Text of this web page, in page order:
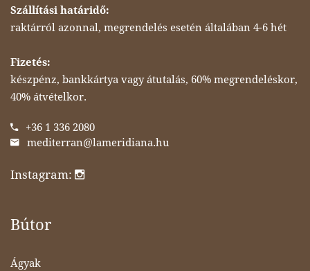
Szállítási határidő:
raktárról azonnal, megrendelés esetén általában 4-6 hét
Fizetés:
készpénz, bankkártya vagy átutalás, 60% megrendeléskor,
40% átvételkor.
+36 1 336 2080
mediterran@lameridiana.hu
Instagram:
Bútor
Ágyak